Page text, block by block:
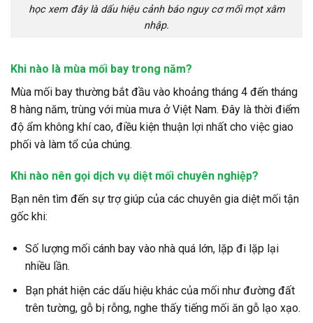
học xem đây là dấu hiệu cảnh báo nguy cơ mối mọt xâm
nhập.
Khi nào là mùa mối bay trong năm?
Mùa mối bay thường bắt đầu vào khoảng tháng 4 đến tháng
8 hàng năm, trùng với mùa mưa ở Việt Nam. Đây là thời điểm
độ ẩm không khí cao, điều kiện thuận lợi nhất cho việc giao
phối và làm tổ của chúng.
Khi nào nên gọi dịch vụ diệt mối chuyên nghiệp?
Bạn nên tìm đến sự trợ giúp của các chuyên gia diệt mối tận
gốc khi:
Số lượng mối cánh bay vào nhà quá lớn, lặp đi lặp lại
nhiều lần.
Bạn phát hiện các dấu hiệu khác của mối như đường đất
trên tường, gỗ bị rỗng, nghe thấy tiếng mối ăn gỗ lạo xạo.